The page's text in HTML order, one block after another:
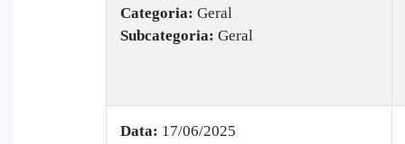
Categoria: Geral
Subcategoria: Geral
Data: 17/06/2025